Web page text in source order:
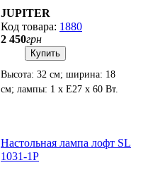
JUPITER
1880
2 450грн
Купить
Высота: 32 см; ширина: 18
см; лампы: 1 х Е27 х 60 Вт.
Настольная лампа лофт SL
1031-1P